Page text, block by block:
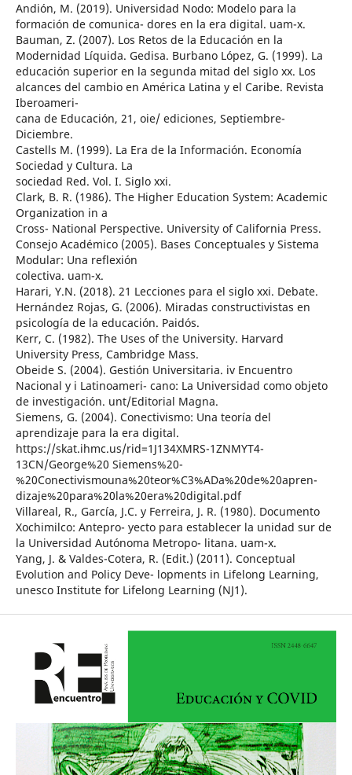
Andión, M. (2019). Universidad Nodo: Modelo para la
formación de comunica- dores en la era digital. uam-x.
Bauman, Z. (2007). Los Retos de la Educación en la
Modernidad Líquida. Gedisa. Burbano López, G. (1999). La
educación superior en la segunda mitad del siglo xx. Los
alcances del cambio en América Latina y el Caribe. Revista
Iberoameri-
cana de Educación, 21, oie/ ediciones, Septiembre-
Diciembre.
Castells M. (1999). La Era de la Información. Economía
Sociedad y Cultura. La
sociedad Red. Vol. I. Siglo xxi.
Clark, B. R. (1986). The Higher Education System: Academic
Organization in a
Cross- National Perspective. University of California Press.
Consejo Académico (2005). Bases Conceptuales y Sistema
Modular: Una reflexión
colectiva. uam-x.
Harari, Y.N. (2018). 21 Lecciones para el siglo xxi. Debate.
Hernández Rojas, G. (2006). Miradas constructivistas en
psicología de la educación. Paidós.
Kerr, C. (1982). The Uses of the University. Harvard
University Press, Cambridge Mass.
Obeide S. (2004). Gestión Universitaria. iv Encuentro
Nacional y i Latinoameri- cano: La Universidad como objeto
de investigación. unt/Editorial Magna.
Siemens, G. (2004). Conectivismo: Una teoría del
aprendizaje para la era digital.
https://skat.ihmc.us/rid=1J134XMRS-1ZNMYT4-
13CN/George%20 Siemens%20-
%20Conectivismouna%20teor%C3%ADa%20de%20apren-
dizaje%20para%20la%20era%20digital.pdf
Villareal, R., García, J.C. y Ferreira, J. R. (1980). Documento
Xochimilco: Antepro- yecto para establecer la unidad sur de
la Universidad Autónoma Metropo- litana. uam-x.
Yang, J. & Valdes-Cotera, R. (Edit.) (2011). Conceptual
Evolution and Policy Deve- lopments in Lifelong Learning,
unesco Institute for Lifelong Learning (NJ1).